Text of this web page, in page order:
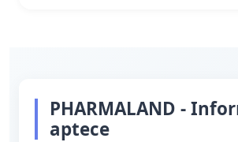
PHARMALAND -
aptece